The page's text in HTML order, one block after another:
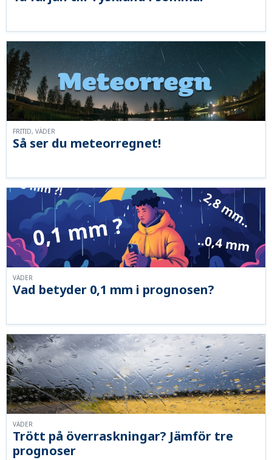
Så ser du meteorregnet!
FRITID, VÄDER
Vad betyder 0,1 mm i prognosen?
VÄDER
Trött på överraskningar? Jämför tre
prognoser
VÄDER